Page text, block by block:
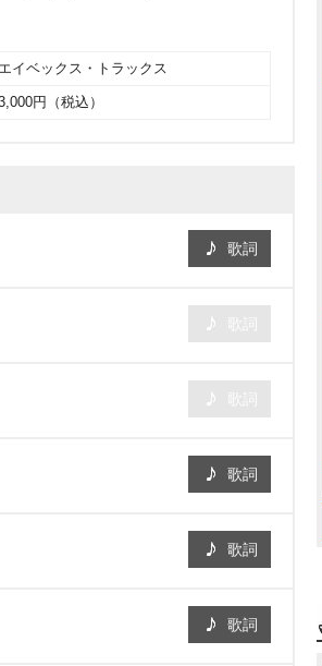
エイベックス・トラックス
円（税込）
歌詞
歌詞
歌詞
歌詞